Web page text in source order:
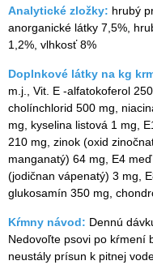
Analytické zložky: hrubý
anorganické látky 7,5%,
1,2%, vlhkosť 8%
Doplnkové látky na kg
m.j., Vit. E -alfatokoferol
cholínchlorid 500 mg,
mg, kyselina listová 1 mg,
210 mg, zinok (oxid
manganatý) 64 mg, E4
(jodičnan vápenatý) 3 mg,
glukosamín 350 mg,
Kŕmny návod: Dennú
Nedovoľte psovi po kŕmení
neustály prísun k pitnej